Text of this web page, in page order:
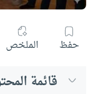
حفظ الملخص
قائمة